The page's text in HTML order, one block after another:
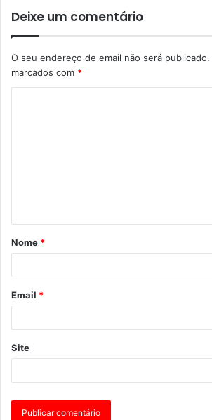
Deixe um comentário
O seu endereço de email não será publicado.
marcados com *
Nome *
Email *
Site